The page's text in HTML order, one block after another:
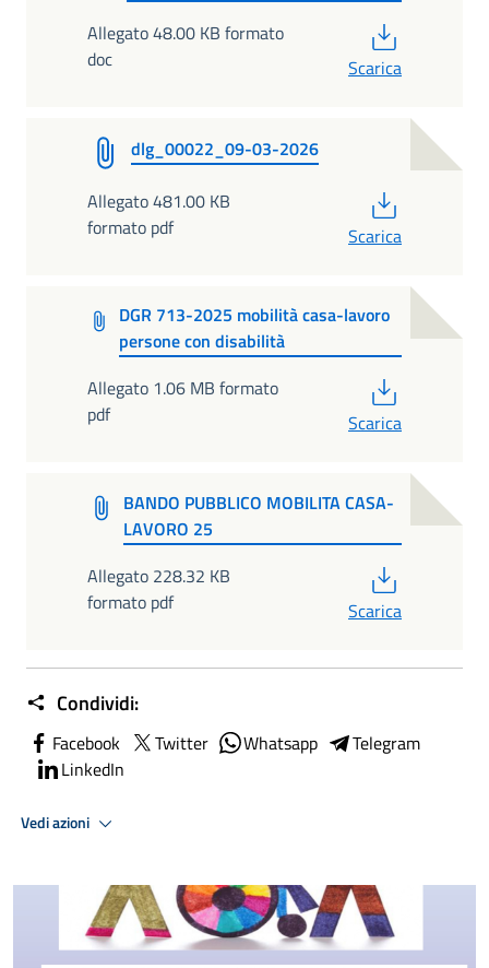
Allegato 48.00 KB formato
doc
Scarica
dlg_00022_09-03-2026
Allegato 481.00 KB
formato pdf
Scarica
DGR 713-2025 mobilità casa-lavoro
persone con disabilità
Allegato 1.06 MB formato
pdf
Scarica
BANDO PUBBLICO MOBILITA CASA-
LAVORO 25
Allegato 228.32 KB
formato pdf
Scarica
Condividi:
Facebook Twitter Whatsapp
Telegram
LinkedIn
Vedi azioni